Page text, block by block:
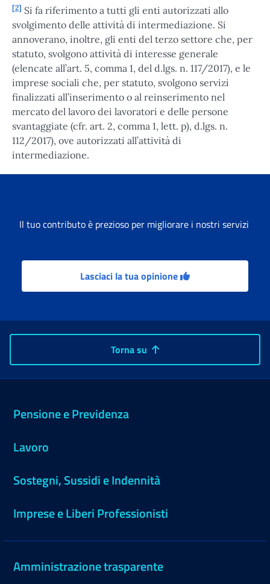
[2] Si fa riferimento a tutti gli enti autorizzati allo
svolgimento delle attività di intermediazione. Si
annoverano, inoltre, gli enti del terzo settore che, per
statuto, svolgono attività di interesse generale
(elencate all’art. 5, comma 1, del d.lgs. n. 117/2017), e le
imprese sociali che, per statuto, svolgono servizi
finalizzati all’inserimento o al reinserimento nel
mercato del lavoro dei lavoratori e delle persone
svantaggiate (cfr. art. 2, comma 1, lett. p), d.lgs. n.
112/2017), ove autorizzati all’attività di
intermediazione.
Il tuo contributo è prezioso per migliorare i nostri servizi
Lasciaci la tua opinione
Torna su
Pensione e Previdenza
Lavoro
Sostegni, Sussidi e Indennità
Imprese e Liberi Professionisti
Amministrazione trasparente